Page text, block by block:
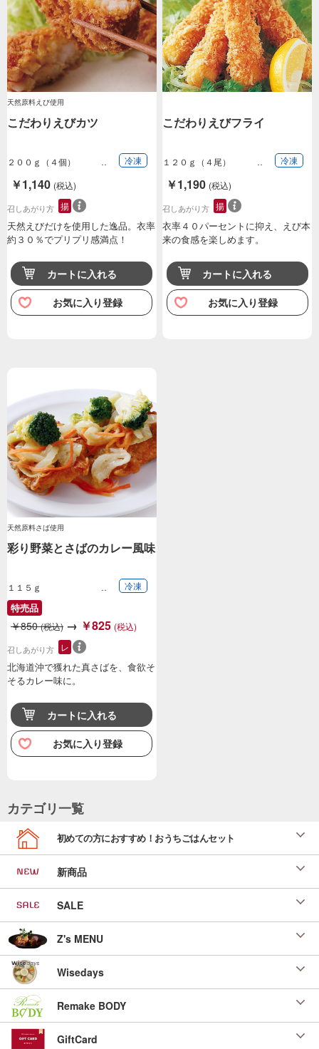
天然原料えび使用
こだわりえびカツ
２００ｇ（４個） 冷凍
￥1,140 (税込)
召しあがり方 揚
天然えびだけを使用した逸品。衣率
約３０％でプリプリ感満点！
カートに入れる
お気に入り登録
こだわりえびフライ
１２０ｇ（４尾） 冷凍
￥1,190 (税込)
召しあがり方 揚
衣率４０パーセントに抑え、えび本
来の食感を楽しめます。
カートに入れる
お気に入り登録
天然原料さば使用
彩り野菜とさばのカレー風味
１１５ｇ 冷凍
特売品
￥850(税込) → ￥825 (税込)
召しあがり方 レ
北海道沖で獲れた真さばを、食欲そ
そるカレー味に。
カートに入れる
お気に入り登録
カテゴリ一覧
初めての方におすすめ！おうちごはんセット
新商品
SALE
Z's MENU
Wisedays
Remake BODY
GiftCard